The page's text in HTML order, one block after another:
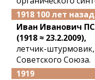
1918 100 лет назад
Иван Иванович
(1918 ≈ 23.2.2009),
летчик-
Советского Союза.
1919